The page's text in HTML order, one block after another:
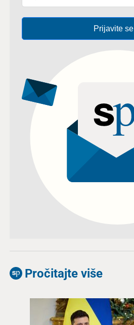
Prijavite se
Pročitajte više